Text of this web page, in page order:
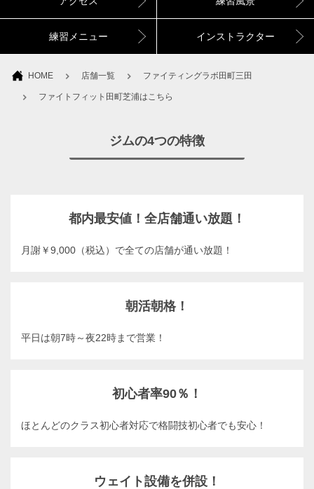
練習メニュー インストラクター
HOME 店舗一覧 ファイティングラボ田町三田
ファイトフィット田町芝浦はこちら
ジムの4つの特徴
都内最安値！全店舗通い放題！
月謝￥9,000（税込）で全ての店舗が通い放題！
朝活朝格！
平日は朝7時～夜22時まで営業！
初心者率90％！
ほとんどのクラス初心者対応で格闘技初心者でも安心！
ウェイト設備を併設！